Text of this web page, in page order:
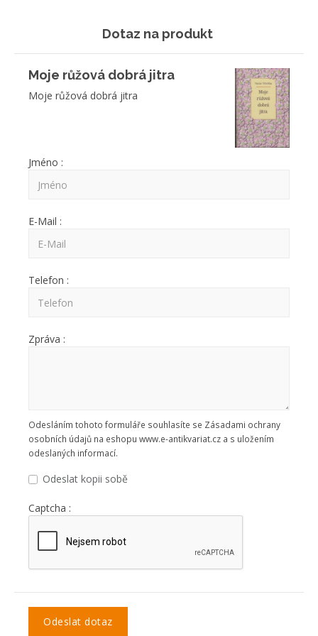
Dotaz na produkt
Moje růžová dobrá jitra
Moje růžová dobrá jitra
Jméno :
E-Mail :
Telefon :
Zpráva :
Odesláním tohoto formuláře souhlasíte se Zásadami ochrany
osobních údajů na eshopu www.e-antikvariat.cz a s uložením
odeslaných informací.
Odeslat kopii sobě
Captcha :
Odeslat dotaz